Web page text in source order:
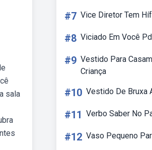
sala
#7 Vice Diretor Tem
#8 Viciado Em Você
#9 Vestido Para
Criança
#10 Vestido De Bruxa
#11 Verbo Saber No
#12 Vaso Pequeno